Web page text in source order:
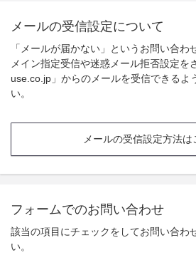
メールの受信設定について
「メールが届かない」というお問い合わ
メイン指定受信や迷惑メール拒否設定を
use.co.jp」からのメールを受信できるよ
い。
メールの受信設定方法は
フォームでのお問い合わせ
該当の項目にチェックをしてお問い合わ
い。